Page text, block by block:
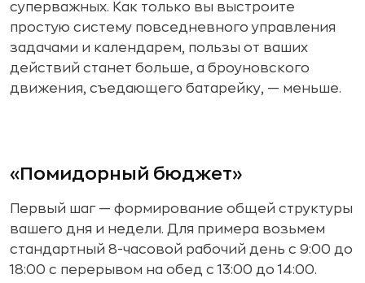
суперважных. Как только вы выстроите
простую систему повседневного управления
задачами и календарем, пользы от ваших
действий станет больше, а броуновского
движения, съедающего батарейку, — меньше.
«Помидорный бюджет»
Первый шаг — формирование общей структуры
вашего дня и недели. Для примера возьмем
стандартный 8-часовой рабочий день с 9:00 до
18:00 с перерывом на обед с 13:00 до 14:00.